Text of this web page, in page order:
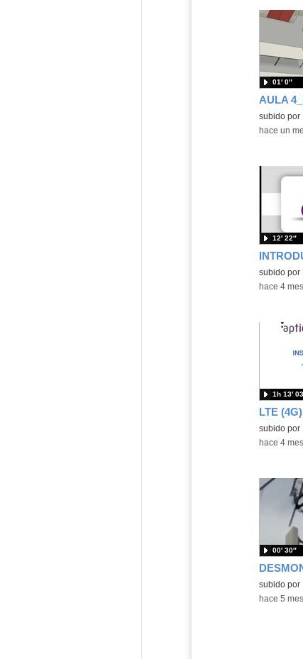
Contenido
subido por
01′ 0″
-hace un
Contenido
subido por
12′ 22″
-hace 4
Contenido
subido por
1h 13′
-hace 4
Contenido
subido por
00′ 30″
-hace 5